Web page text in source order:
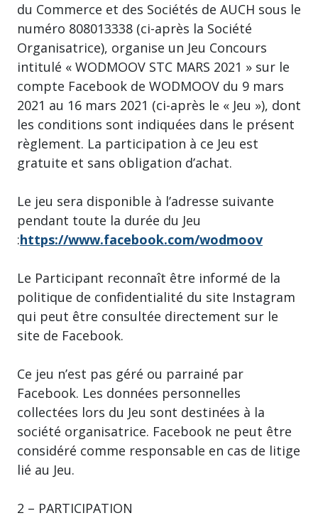
du Commerce et des Sociétés de AUCH sous le
numéro 808013338 (ci-après la Société
Organisatrice), organise un Jeu Concours
intitulé « WODMOOV STC MARS 2021 » sur le
compte Facebook de WODMOOV du 9 mars
2021 au 16 mars 2021 (ci-après le « Jeu »), dont
les conditions sont indiquées dans le présent
règlement. La participation à ce Jeu est
gratuite et sans obligation d’achat.
Le jeu sera disponible à l’adresse suivante
pendant toute la durée du Jeu
:https://www.facebook.com/wodmoov
Le Participant reconnaît être informé de la
politique de confidentialité du site Instagram
qui peut être consultée directement sur le
site de Facebook.
Ce jeu n’est pas géré ou parrainé par
Facebook. Les données personnelles
collectées lors du Jeu sont destinées à la
société organisatrice. Facebook ne peut être
considéré comme responsable en cas de litige
lié au Jeu.
2 – PARTICIPATION